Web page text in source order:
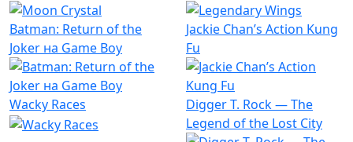
Batman: Return of the
Joker на Game Boy
Jackie Chan’s Action Kung
Fu
Wacky Races
Digger T. Rock — The
Legend of the Lost City